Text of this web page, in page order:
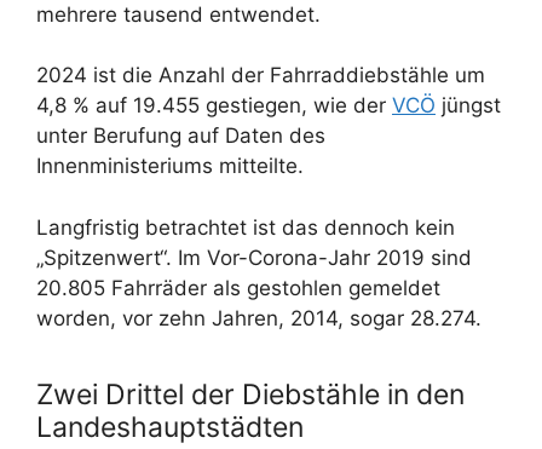
mehrere tausend entwendet.
2024 ist die Anzahl der Fahrraddiebstähle um
4,8 % auf 19.455 gestiegen, wie der VCÖ jüngst
unter Berufung auf Daten des
Innenministeriums mitteilte.
Langfristig betrachtet ist das dennoch kein
„Spitzenwert“. Im Vor-Corona-Jahr 2019 sind
20.805 Fahrräder als gestohlen gemeldet
worden, vor zehn Jahren, 2014, sogar 28.274.
Zwei Drittel der Diebstähle in den
Landeshauptstädten